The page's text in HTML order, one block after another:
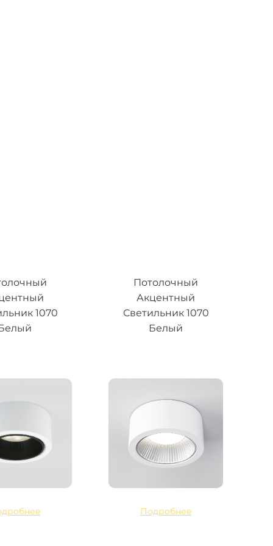
1070
Потолочный
Акцентный
Светильник 1070
Белый
Подробнее